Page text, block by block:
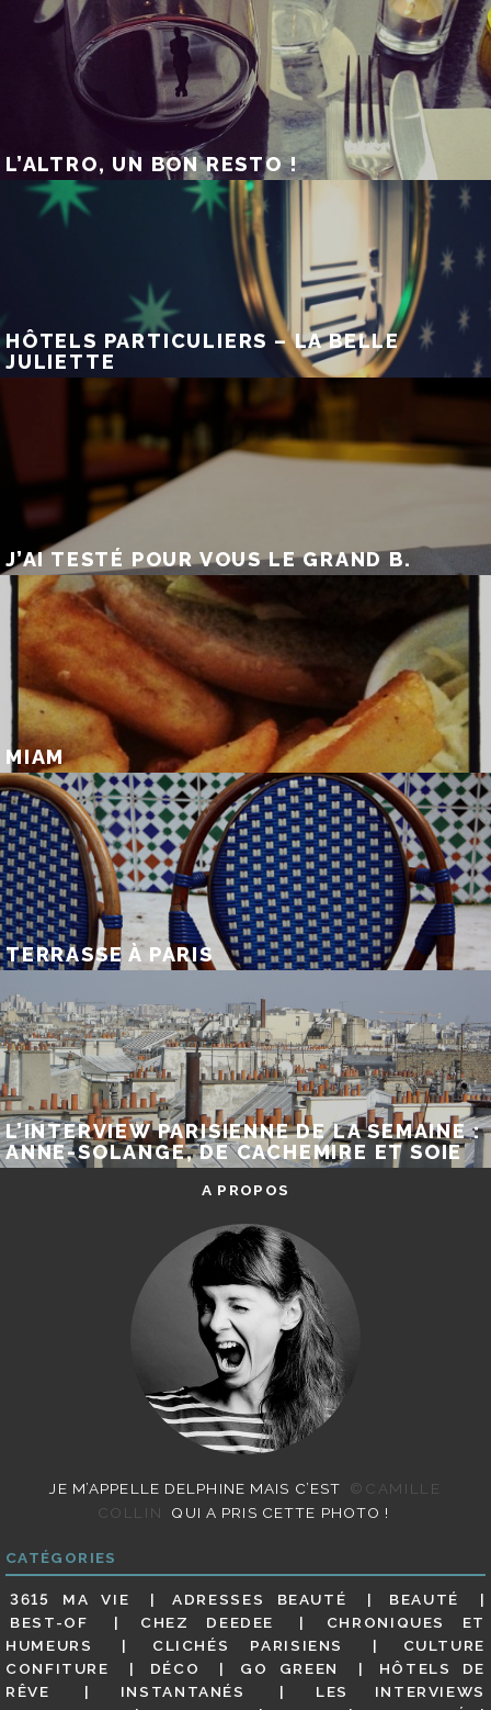
L’ALTRO, UN BON RESTO !
HÔTELS PARTICULIERS – LA BELLE
JULIETTE
J’AI TESTÉ POUR VOUS LE GRAND B.
MIAM
TERRASSE À PARIS
L’INTERVIEW PARISIENNE DE LA SEMAINE :
ANNE-SOLANGE, DE CACHEMIRE ET SOIE
A PROPOS
JE M’APPELLE DELPHINE MAIS C’EST
©CAMILLE
COLLIN
QUI A PRIS CETTE PHOTO !
CATÉGORIES
3615 MA VIE ADRESSES BEAUTÉ
BEAUTÉ
BEST-OF
CHEZ DEEDEE
CHRONIQUES ET
HUMEURS
CLICHÉS PARISIENS
CULTURE
CONFITURE
DÉCO GO GREEN
HÔTELS DE
RÊVE
INSTANTANÉS
LES INTERVIEWS